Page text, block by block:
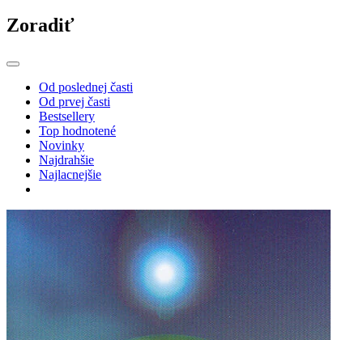
Zoradiť
Od poslednej časti
Od prvej časti
Bestsellery
Top hodnotené
Novinky
Najdrahšie
Najlacnejšie